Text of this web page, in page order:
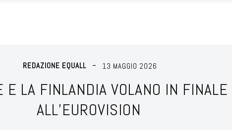
REDAZIONE EQUALL 13 MAGGIO 2026
E LA FINLANDIA VOLANO IN FINALE
ALL’EUROVISION